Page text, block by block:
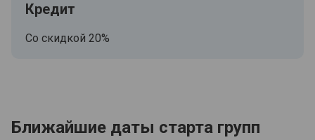
Кредит
Со скидкой 20%
Ближайшие даты старта групп